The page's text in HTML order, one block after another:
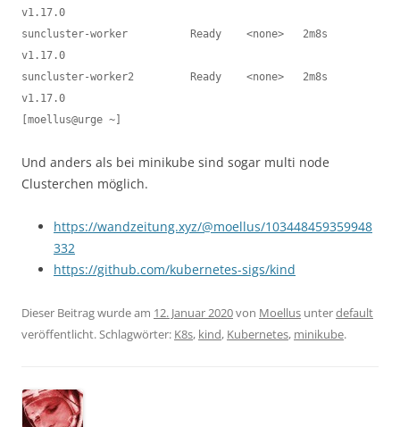
v1.17.0
suncluster-worker          Ready    <none>   2m8s
v1.17.0
suncluster-worker2         Ready    <none>   2m8s
v1.17.0
[moellus@urge ~]
Und anders als bei minikube sind sogar multi node
Clusterchen möglich.
https://wandzeitung.xyz/@moellus/103448459359948
332
https://github.com/kubernetes-sigs/kind
Dieser Beitrag wurde am 12. Januar 2020von Moellus unterdefault
veröffentlicht. Schlagwörter: K8s, kind, Kubernetes, minikube.